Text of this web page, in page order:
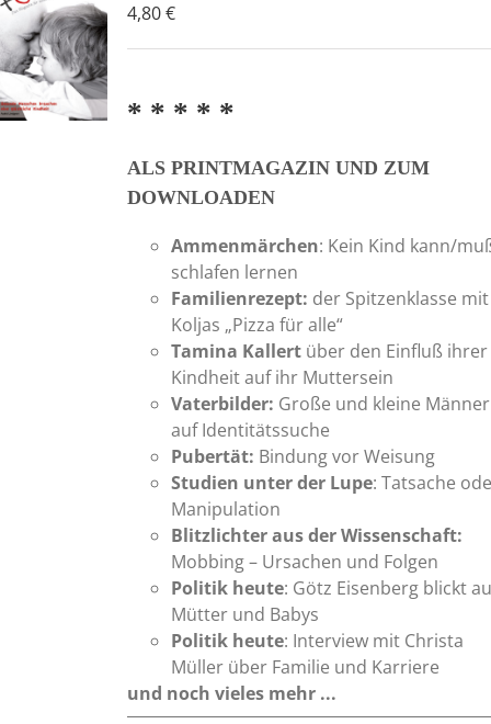
4,80€
* * * * *
ALS PRINTMAGAZIN UND ZUM
DOWNLOADEN
Ammenmärchen: Kein Kind kann/
schlafen lernen
Familienrezept: der Spitzenklasse mit
Koljas „Pizza für alle“
Tamina Kallert über den Einfluß ihrer
Kindheit auf ihr Muttersein
Vaterbilder: Große und kleine Männer
auf Identitätssuche
Pubertät: Bindung vor Weisung
Studien unter der Lupe: Tatsache
Manipulation
Blitzlichter aus der Wissenschaft:
Mobbing – Ursachen und Folgen
Politik heute: Götz Eisenberg blickt
Mütter und Babys
Politik heute: Interview mit Christa
Müller über Familie und Karriere
und noch vieles mehr ...